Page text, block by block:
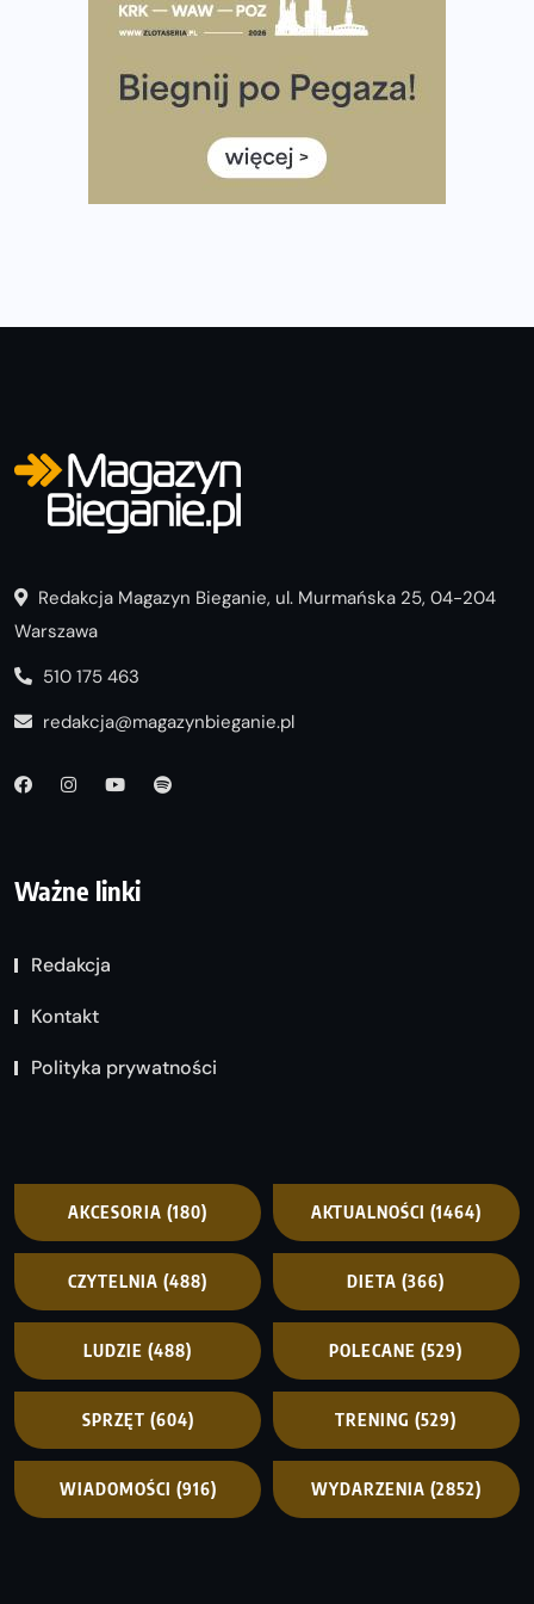
35. Bieg Powstania Warszawskiego – praktyczny
Ile razy w tygodniu biegać? 3 treningi wystarczą? Jak
często biegać, żeby robić postępy
Już w ten weekend! Przed nami Nocny Portowy Maraton
i Półmaraton Szczeciński. Wszystko, co warto wiedzieć
Redakcja Magazyn Bieganie, ul. Murmańska 25, 04-204
Warszawa
510 175 463
redakcja@magazynbieganie.pl
Ważne linki
Redakcja
Kontakt
Polityka prywatności
AKCESORIA (180) AKTUALNOŚCI (1464)
CZYTELNIA (488) DIETA (366)
LUDZIE (488) POLECANE (529)
SPRZĘT (604) TRENING (529)
WIADOMOŚCI (916) WYDARZENIA (2852)